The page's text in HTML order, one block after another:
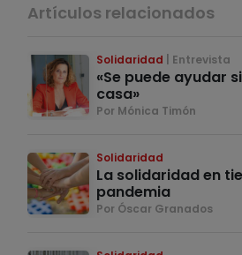
Artículos relacionados
Solidaridad Entrevista
«Se puede ayudar
casa»
Por Mónica Timón
Solidaridad
La solidaridad en
pandemia
Por Óscar Granados